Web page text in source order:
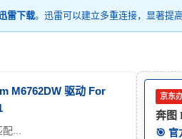
雷下载。迅雷可以建立多重连接，显著提
M6762DW 驱动 For
...
京东
奔图
🎯 官